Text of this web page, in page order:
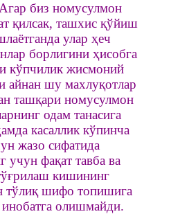
биз номусулмон
қилсак, ташхис қўйиш
улар ҳеч
борлигини ҳисобга
кўпчилик жисмоний
айнан шу махлуқотлар
ташқари номусулмон
одам танасига
касаллик кўпинча
жазо сифатида
фақат тавба ва
кишининг
тўлиқ шифо топишига
олишмайди.